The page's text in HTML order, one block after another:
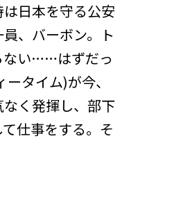
日本を守る公安
、バーボン。ト
ない……はずだっ
タイム)が今、
く発揮し、部下
仕事をする。そ